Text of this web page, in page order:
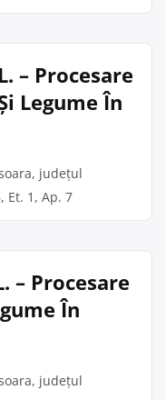
– Procesare
Legume În
județul
Et. 1, Ap. 7
– Procesare
În
județul